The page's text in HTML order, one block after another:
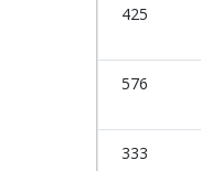
425
576
333